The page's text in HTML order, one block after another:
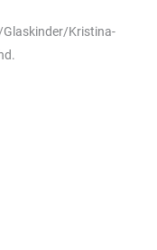
Kristina-